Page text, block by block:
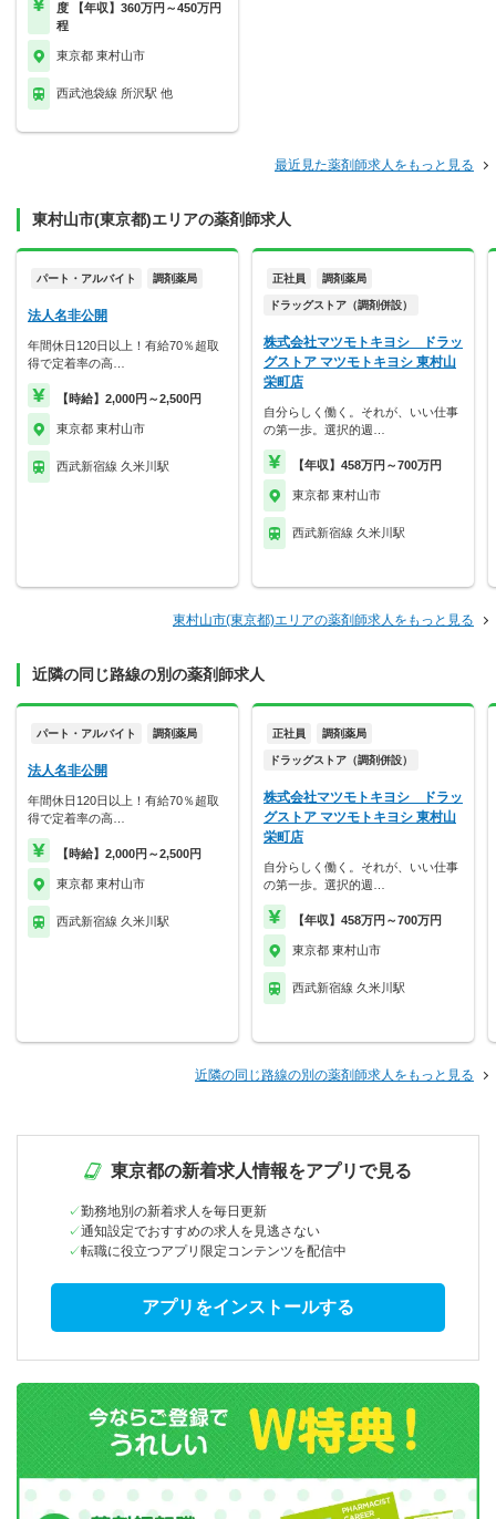
度 【年収】360万円～450万円
程
東京都 東村山市
西武池袋線 所沢駅 他
最近見た薬剤師求人をもっと見る
東村山市(東京都)エリアの薬剤師求人
パート・アルバイト 調剤薬局
法人名非公開
年間休日120日以上！有給70％超取
得で定着率の高…
【時給】2,000円～2,500円
東京都 東村山市
西武新宿線 久米川駅
正社員 調剤薬局
ドラッグストア（調剤併設）
株式会社マツモトキヨシ ドラッ
グストア マツモトキヨシ 東村山
栄町店
自分らしく働く。それが、いい仕事
の第一歩。選択的週…
【年収】458万円～700万円
東京都 東村山市
西武新宿線 久米川駅
東村山市(東京都)エリアの薬剤師求人をもっと見る
近隣の同じ路線の別の薬剤師求人
パート・アルバイト 調剤薬局
法人名非公開
年間休日120日以上！有給70％超取
得で定着率の高…
【時給】2,000円～2,500円
東京都 東村山市
西武新宿線 久米川駅
正社員 調剤薬局
ドラッグストア（調剤併設）
株式会社マツモトキヨシ ドラッ
グストア マツモトキヨシ 東村山
栄町店
自分らしく働く。それが、いい仕事
の第一歩。選択的週…
【年収】458万円～700万円
東京都 東村山市
西武新宿線 久米川駅
近隣の同じ路線の別の薬剤師求人をもっと見る
東京都の新着求人情報をアプリで見る
勤務地別の新着求人を毎日更新
通知設定でおすすめの求人を見逃さない
転職に役立つアプリ限定コンテンツを配信中
アプリをインストールする